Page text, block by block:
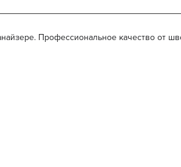
Профессиональное качество от